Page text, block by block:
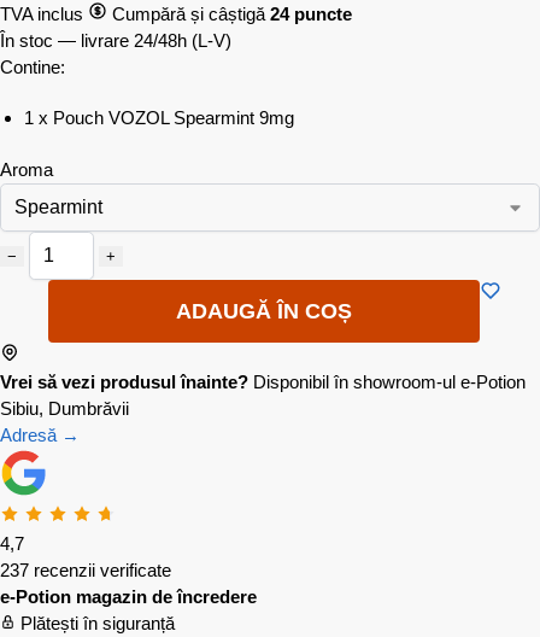
TVA inclus
Cumpără și câștigă 24 puncte
În stoc — livrare 24/48h (L-V)
Contine:
1 x Pouch VOZOL Spearmint 9mg
Aroma
− +
ADAUGĂ ÎN COȘ
Vrei să vezi produsul înainte? Disponibil în showroom-ul e-Potion
Sibiu, Dumbrăvii
Adresă →
4,7
237 recenzii verificate
e-Potion magazin de încredere
Plătești în siguranță